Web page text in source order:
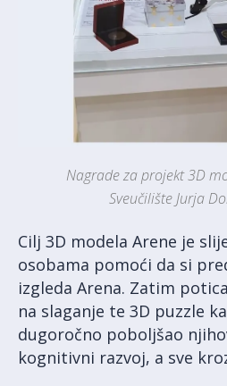
Nagrade za projekt 3D
Sveučilište Jurja
Cilj 3D modela Arene je
osobama pomoći da si
izgleda Arena. Zatim
na slaganje te 3D puzzle
dugoročno poboljšao
kognitivni razvoj, a sve